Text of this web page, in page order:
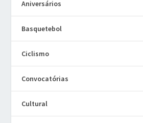
Aniversários
Basquetebol
Ciclismo
Convocatórias
Cultural